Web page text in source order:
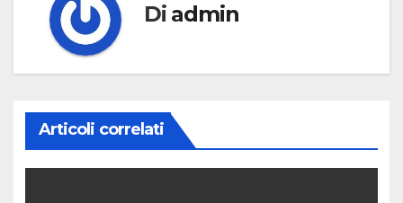
Di admin
Articoli correlati